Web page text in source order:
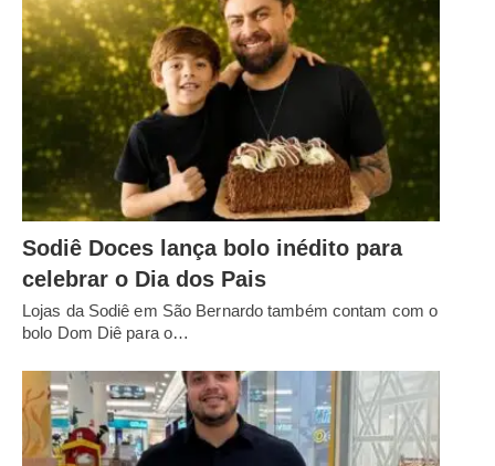
Sodiê Doces lança bolo inédito para
celebrar o Dia dos Pais
Lojas da Sodiê em São Bernardo também contam com o
bolo Dom Diê para o…